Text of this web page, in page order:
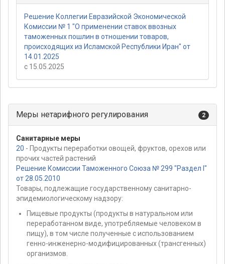
Решение Коллегии Евразийской Экономической
Комиссии № 1 "О применении ставок ввозных
таможенных пошлин в отношении товаров,
происходящих из Исламской Республики Иран" от
14.01.2025
с 15.05.2025
Меры нетарифного регулирования 2
Санитарные меры
20 - Продукты переработки овощей, фруктов, орехов или
прочих частей растений
Решение Комиссии Таможенного Союза № 299 "Раздел I"
от 28.05.2010
Товары, подлежащие государственному санитарно-
эпидемиологическому надзору:
Пищевые продукты (продукты в натуральном или
переработанном виде, употребляемые человеком в
пищу), в том числе полученные с использованием
генно-инженерно-модифицированных (трансгенных)
организмов.